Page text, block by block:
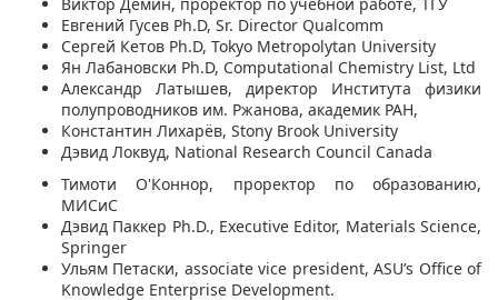
Евгений Гусев Ph.D, Sr. Director Qualcomm
Сергей Кетов Ph.D, Tokyo Metropolytan University
Ян Лабановски Ph.D, Computational Chemistry List, Ltd
Александр Латышев, директор Института физики
полупроводников им. Ржанова, академик РАН,
Константин Лихарёв, Stony Brook University
Дэвид Локвуд, National Research Council Canada
Тимоти О'Коннор, проректор по образованию,
МИСиС
Дэвид Паккер Ph.D., Executive Editor, Materials Science,
Springer
Ульям Петаски, associate vice president, ASU’s Office of
Knowledge Enterprise Development.